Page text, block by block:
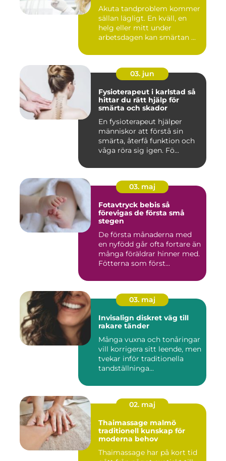
Akuta tandproblem kommer
sällan lägligt. En kväll, en
helg eller mitt under
arbetsdagen kan smärtan ...
03. jun
Fysioterapeut i karlstad så
hittar du rätt hjälp för
smärta och skador
En fysioterapeut hjälper
människor att förstå sin
smärta, återfå funktion och
våga röra sig igen. Fö...
03. maj
Fotavtryck bebis så
förevigas de första små
stegen
De första månaderna med
en nyfödd går ofta fortare än
många föräldrar hinner med.
Fötterna som först...
03. maj
Invisalign diskret väg till
rakare tänder
Många vuxna och tonåringar
vill korrigera sitt leende, men
tvekar inför traditionella
tandställninga...
02. maj
Thaimassage malmö
traditionell kunskap för
moderna behov
Thaimassage har på kort tid